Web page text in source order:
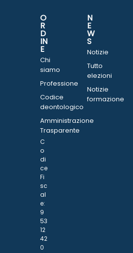
O
R
D
IN
E
Chi
siamo
Professione
Codice
deontologico
Amministrazione
Trasparente
C
o
di
ce
Fi
sc
al
e:
9
53
12
42
0
N
E
W
S
Notizie
Tutto
elezioni
Notizie
formazione